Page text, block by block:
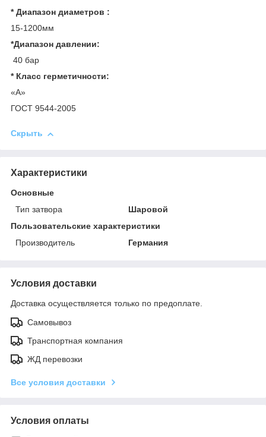
* Диапазон диаметров :
15-1200мм
*Диапазон давлении:
40 бар
* Класс герметичности:
«A»
ГОСТ 9544-2005
Скрыть
Характеристики
Основные
Тип затвора
Шаровой
Пользовательские характеристики
Производитель
Германия
Условия доставки
Доставка осуществляется только по предоплате.
Самовывоз
Транспортная компания
ЖД перевозки
Все условия доставки
Условия оплаты